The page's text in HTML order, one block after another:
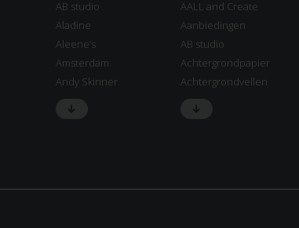
AB studio
Aladine
Aleene’s
Amsterdam
Andy Skinner
AALL and Create
Aanbiedingen
AB studio
Achtergrondpapier
Achtergrondvellen